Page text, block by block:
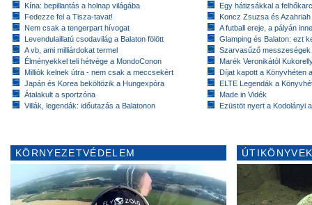
Kína: bepillantás a holnap világába
Fedezze fel a Tisza-tavat!
Nem csak a tengerpart hívogat
Levendulaillatú csodavilág a Balaton fölött
A vb, ami milliárdokat termel
Élményekkel teli hétvége a MondoConon
Milliók kelnek útra - nem csak a meccsekért
Japán és Korea beköltözik a Hungexpóra
Átalakult a sportzóna
Villák, legendák: időutazás a Balatonon
Egy hátizsákkal a
Koncz Zsuzsa és
A futball ereje, a pályán
Glamping és Balaton: ezt
Szarvasűző messzeségek
Marék Veronikától
Díjat kapott a Könyvhéten
ELTE Legendák a
Made in Vidék
Ezüstöt nyert a Kodolányi
KÖRNYEZETVÉDELEM